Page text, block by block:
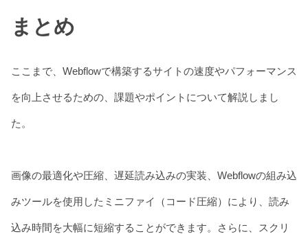
まとめ
ここまで、Webflowで構築するサイトの速度やパフォーマンス
を向上させるための、課題やポイントについて解説しまし
た。
画像の最適化や圧縮、遅延読み込みの実装、Webflowの組み込
みツールを使用したミニファイ（コード圧縮）により、読み
込み時間を大幅に短縮することができます。さらに、スクリ